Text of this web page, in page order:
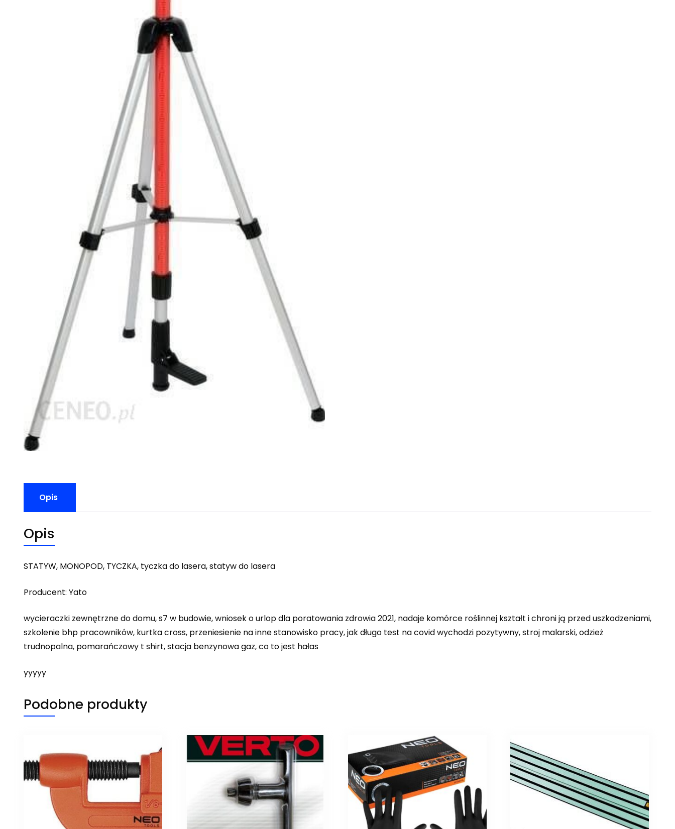
Opis
Opis
STATYW, MONOPOD, TYCZKA, tyczka do lasera, statyw do lasera
Producent: Yato
wycieraczki zewnętrzne do domu, s7 w budowie, wniosek o urlop dla poratowania zdrowia 2021, nadaje komórce roślinnej kształt i chroni ją przed uszkodzeniami,
szkolenie bhp pracowników, kurtka cross, przeniesienie na inne stanowisko pracy, jak długo test na covid wychodzi pozytywny, stroj malarski, odzież
trudnopalna, pomarańczowy t shirt, stacja benzynowa gaz, co to jest hałas
yyyyy
Podobne produkty